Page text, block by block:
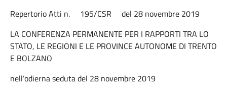
Repertorio Atti n. 195/CSR del 28 novembre 2019
LA CONFERENZA PERMANENTE PER I RAPPORTI TRA LO
STATO, LE REGIONI E LE PROVINCE AUTONOME DI TRENTO
E BOLZANO
nell’odierna seduta del 28 novembre 2019